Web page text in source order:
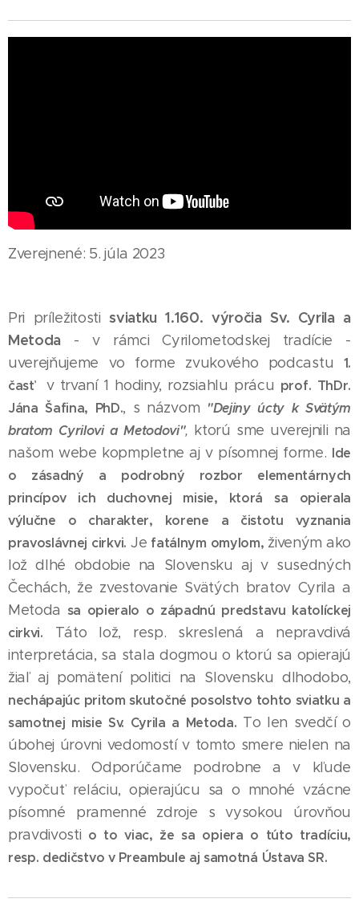
Zverejnené: 5. júla 2023
Pri príležitostisviatku 1.160. výročia Sv. Cyrila a
Metoda - v rámci Cyrilometodskej tradície -
uverejňujeme vo forme zvukového podcastu 1.
časťv trvaní 1 hodiny, rozsiahlu prácu prof. ThDr.
Jána Šafina, PhD., s názvom "Dejiny úcty k Svätým
bratom Cyrilovi a Metodovi", ktorú sme uverejnili na
našom webe kopmpletne aj v písomnej forme. Ide
o zásadný a podrobný rozbor elementárnych
princípov ich duchovnej misie, ktorá sa opierala
výlučne o charakter, korene a čistotu vyznania
pravoslávnej cirkvi. Je fatálnym omylom, živeným ako
lož dlhé obdobie na Slovensku aj v susedných
Čechách, že zvestovanie Svätých bratov Cyrila a
Metoda sa opieralo o západnú predstavu katolíckej
cirkvi. Táto lož, resp. skreslená a nepravdivá
interpretácia, sa stala dogmou o ktorú sa opierajú
žiaľ aj pomätení politici na Slovensku dlhodobo,
nechápajúc pritom skutočné posolstvo tohto sviatku a
samotnej misie Sv. Cyrila a Metoda. To len svedčí o
úbohej úrovni vedomostí v tomto smere nielen na
Slovensku. Odporúčame podrobne a v kľude
vypočuť reláciu, opierajúcu sa o mnohé vzácne
písomné pramenné zdroje s vysokou úrovňou
pravdivosti o to viac, že sa opiera o túto tradíciu,
resp. dedičstvo v Preambule aj samotná Ústava SR.